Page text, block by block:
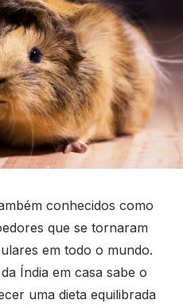
conhecidos como
que se tornaram
em todo o mundo.
Índia em casa sabe o
uma dieta equilibrada